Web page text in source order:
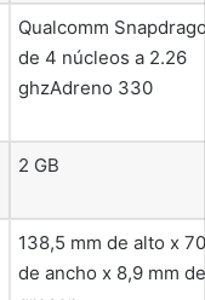
Qualcomm
de 4 núcleos a 2.26
ghzAdreno 330
2 GB
138,5 mm de alto x
de ancho x 8,9 mm de